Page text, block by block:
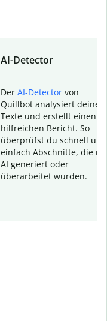
AI-Detector
Der AI-Detector von
Quillbot analysiert deine
Texte und erstellt einen
hilfreichen Bericht. So
überprüfst du schnell und
einfach Abschnitte, die
AI generiert oder
überarbeitet wurden.